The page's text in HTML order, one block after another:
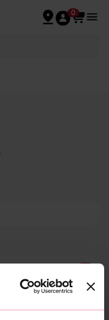
0
Zapomenuté heslo